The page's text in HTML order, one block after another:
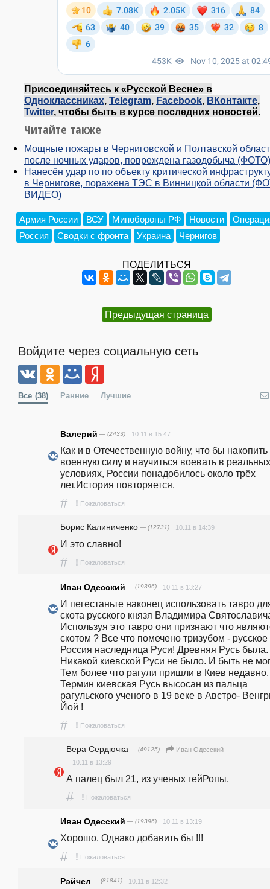
Присоединяйтесь к «Русской Весне» в
Одноклассниках, Telegram, Facebook, ВКонтакте,
Twitter, чтобы быть в курсе последних новостей.
Читайте также
Мощные пожары в Черниговской и Полтавской
после ночных ударов, повреждена газодобыча (ФОТО)
Нанесён удар по по объекту критической
в Чернигове, поражена ТЭС в Винницкой области
ВИДЕО)
Армия России ВСУ Минобороны РФ Новости
Россия
Сводки с фронта Украина Чернигов
ПОДЕЛИТЬСЯ
Предыдущая страница
Войдите через социальную сеть
Все (38) Ранние Лучшие
Валерий — (2433) 10.11 в 15:47
Как и в Отечественную войну, что бы накопить
военную силу и научиться воевать в реальных
условиях, России понадобилось около трёх
лет.История повторяется.
# ! Пожаловаться
Борис Калиниченко — (12731) 10.11 в 14:39
И это славно!
# ! Пожаловаться
Иван Одесский — (19396) 10.11 в 13:27
И пегестаньте наконец использовать тавро
скота русского князя Владимира
Используя это тавро они признают что
скотом ? Все что помечено тризубом -
Россия наследница Руси! Древняя Русь была.
Никакой киевской Руси не было. И быть не
Тем более что рагули пришли в Киев недавно.
Термин киевская Русь высосан из пальца
рагульского ученого в 19 веке в Австро-
Йой !
# ! Пожаловаться
Вера Сердючка — (49125)
Иван Одесский
10.11 в 13:29
А палец был 21, из ученых гейРопы.
# ! Пожаловаться
Иван Одесский — (19396) 10.11 в 13:19
Хорошо. Однако добавить бы !!!
# ! Пожаловаться
Рэйчел — (81841) 10.11 в 12:32